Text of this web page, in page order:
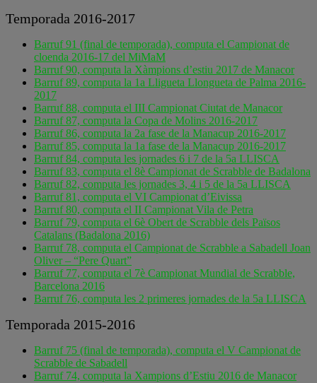
Temporada 2016-2017
Barruf 91 (final de temporada), computa el Campionat de
cloenda 2016-17 del MiMaM
Barruf 90, computa la Xàmpions d’estiu 2017 de Manacor
Barruf 89, computa la 1a Lligueta Llongueta de Palma 2016-
2017
Barruf 88, computa el III Campionat Ciutat de Manacor
Barruf 87, computa la Copa de Molins 2016-2017
Barruf 86, computa la 2a fase de la Manacup 2016-2017
Barruf 85, computa la 1a fase de la Manacup 2016-2017
Barruf 84, computa les jornades 6 i 7 de la 5a LLISCA
Barruf 83, computa el 8è Campionat de Scrabble de Badalona
Barruf 82, computa les jornades 3, 4 i 5 de la 5a LLISCA
Barruf 81, computa el VI Campionat d’Eivissa
Barruf 80, computa el II Campionat Vila de Petra
Barruf 79, computa el 6è Obert de Scrabble dels Països
Catalans (Badalona 2016)
Barruf 78, computa el Campionat de Scrabble a Sabadell Joan
Oliver – “Pere Quart”
Barruf 77, computa el 7è Campionat Mundial de Scrabble,
Barcelona 2016
Barruf 76, computa les 2 primeres jornades de la 5a LLISCA
Temporada 2015-2016
Barruf 75 (final de temporada), computa el V Campionat de
Scrabble de Sabadell
Barruf 74, computa la Xampions d’Estiu 2016 de Manacor